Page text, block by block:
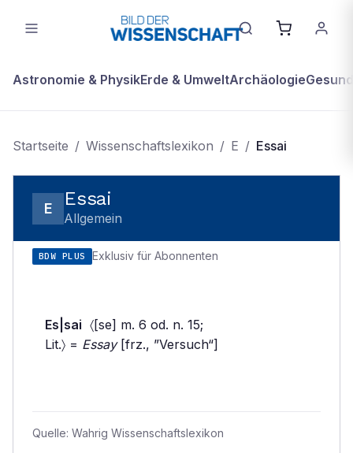
Astronomie & PhysikErde & UmweltArchäologie
Startseite / Wissenschaftslexikon / E / Essai
E Essai
Allgemein
BDW PLUS Exklusiv für Abonnenten
Es|sai 〈[se] m. 6 od. n. 15;
Lit.〉 = Essay[frz., ”Versuch“]
Quelle: Wahrig Wissenschaftslexikon